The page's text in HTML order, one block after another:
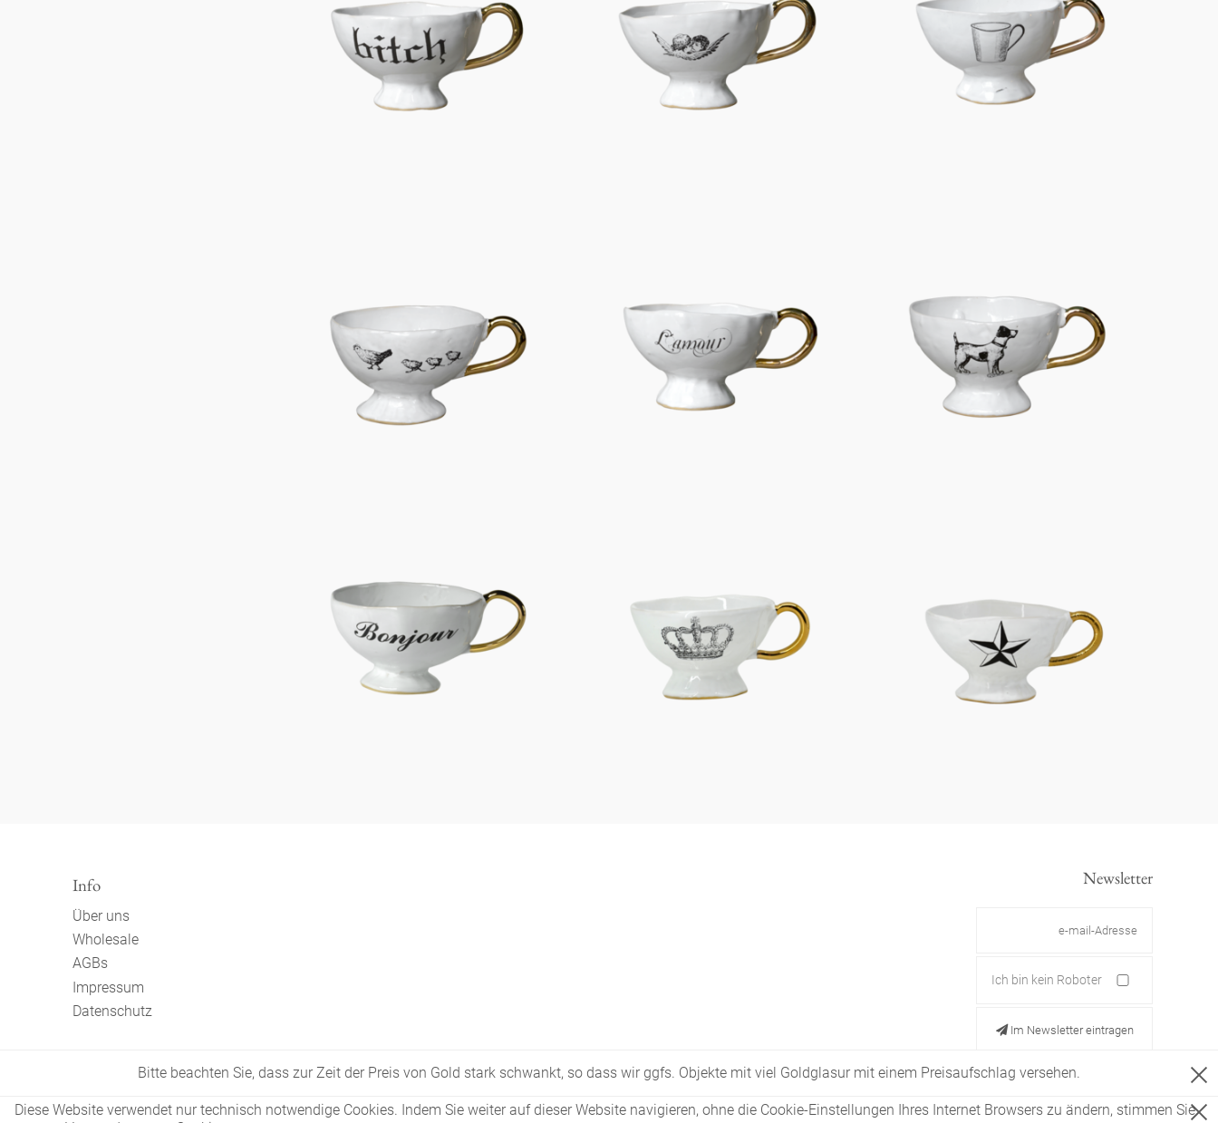
Info
Über uns
Wholesale
AGBs
Impressum
Datenschutz
Newsletter
Ich bin kein Roboter
Im Newsletter eintragen
Diese Website verwendet nur technisch notwendige Cookies. Indem Sie weiter auf dieser Website navigieren, ohne die Cookie-Einstellungen Ihres Internet Browsers zu ändern, stimmen Sie
Bitte beachten Sie, dass zur Zeit der Preis von Gold stark schwankt, so dass wir ggfs. Objekte mit viel Goldglasur mit einem Preisaufschlag versehen.